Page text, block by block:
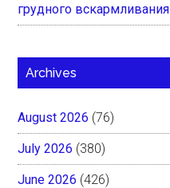
грудного вскармливания
Archives
August 2026 (76)
July 2026 (380)
June 2026 (426)